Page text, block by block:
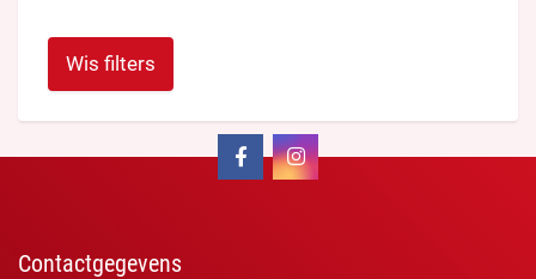
Wis filters
Contactgegevens